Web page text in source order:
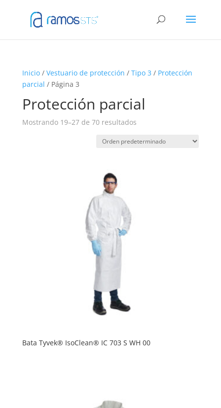
Inicio/ Vestuario de protección / Tipo 3 / Protección
parcial / Página 3
Protección parcial
Mostrando 19–27 de 70 resultados
Bata Tyvek® IsoClean® IC 703 S WH 00